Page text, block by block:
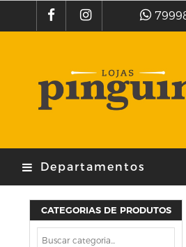
Departamentos
CATEGORIAS DE PRODUTOS